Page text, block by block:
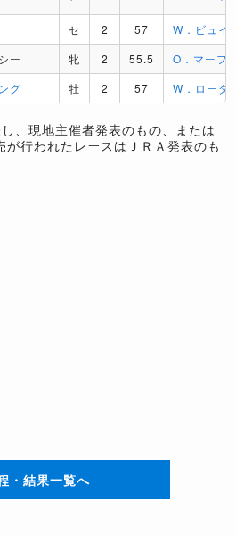
セ 2 57
W．ビュイ
ー 牝 2 55.5
O．マーフ
グ 牡 2 57 W．ローダ
、現地主催者発表のもの、または
が行われたレースはＪＲＡ発表のも
・結果一覧へ